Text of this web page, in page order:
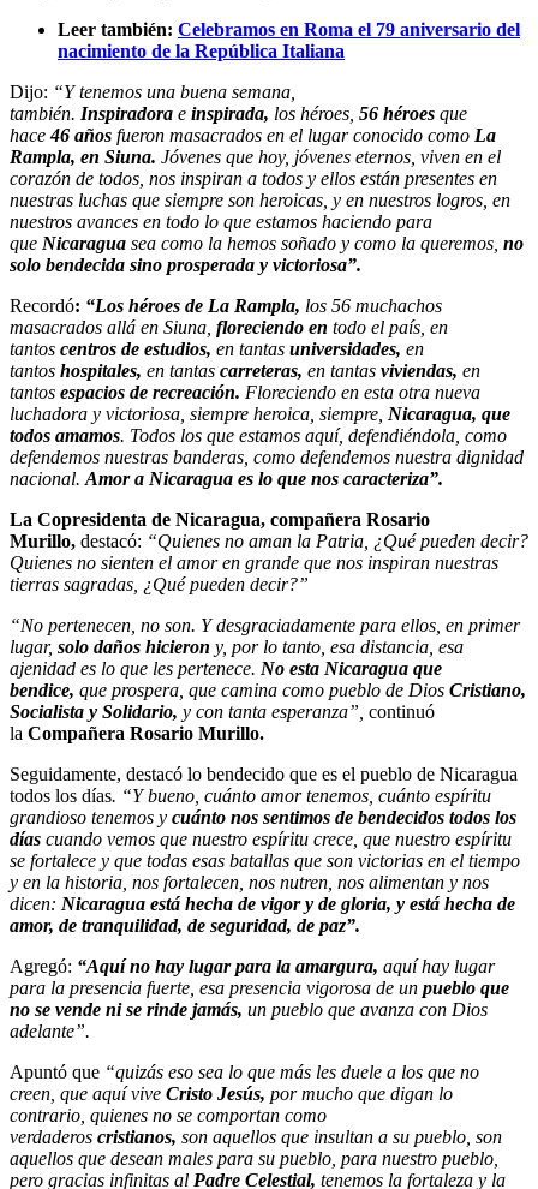
Leer también: Celebramos en Roma el 79 aniversario del
nacimiento de la República Italiana
Dijo: “Y tenemos una buena semana,
también. Inspiradora e inspirada, los héroes, 56 héroes que
hace46 años fueron masacrados en el lugar conocido como La
Rampla, en Siuna. Jóvenes que hoy, jóvenes eternos, viven en el
corazón de todos, nos inspiran a todos y ellos están presentes en
nuestras luchas que siempre son heroicas, y en nuestros logros, en
nuestros avances en todo lo que estamos haciendo para
que Nicaragua sea como la hemos soñado y como la queremos, no
solo bendecida sino prosperada y victoriosa”.
Recordó: “Los héroes de La Rampla, los 56 muchachos
masacrados allá en Siuna, floreciendo en todo el país, en
tantos centros de estudios, en tantas universidades, en
tantos hospitales, en tantas carreteras, en tantas viviendas, en
tantos espacios de recreación. Floreciendo en esta otra nueva
luchadora y victoriosa, siempre heroica, siempre, Nicaragua, que
todos amamos. Todos los que estamos aquí, defendiéndola, como
defendemos nuestras banderas, como defendemos nuestra dignidad
nacional. Amor a Nicaragua es lo que nos caracteriza”.
La Copresidenta de Nicaragua, compañera Rosario
Murillo, destacó: “Quienes no aman la Patria, ¿Qué pueden decir?
Quienes no sienten el amor en grande que nos inspiran nuestras
tierras sagradas, ¿Qué pueden decir?”
“No pertenecen, no son. Y desgraciadamente para ellos, en primer
lugar, solo daños hicieron y, por lo tanto, esa distancia, esa
ajenidad es lo que les pertenece. No esta Nicaragua que
bendice, que prospera, que camina como pueblo de Dios Cristiano,
Socialista y Solidario, y con tanta esperanza”, continuó
la Compañera Rosario Murillo.
Seguidamente, destacó lo bendecido que es el pueblo de Nicaragua
todos los días. “Y bueno, cuánto amor tenemos, cuánto espíritu
grandioso tenemos y cuánto nos sentimos de bendecidos todos los
días cuando vemos que nuestro espíritu crece, que nuestro espíritu
se fortalece y que todas esas batallas que son victorias en el tiempo
y en la historia, nos fortalecen, nos nutren, nos alimentan y nos
dicen: Nicaragua está hecha de vigor y de gloria, y está hecha de
amor, de tranquilidad, de seguridad, de paz”.
Agregó: “Aquí no hay lugar para la amargura, aquí hay lugar
para la presencia fuerte, esa presencia vigorosa de un pueblo que
no se vende ni se rinde jamás, un pueblo que avanza con Dios
adelante”.
Apuntó que “quizás eso sea lo que más les duele a los que no
creen, que aquí vive Cristo Jesús, por mucho que digan lo
contrario, quienes no se comportan como
verdaderos cristianos, son aquellos que insultan a su pueblo, son
aquellos que desean males para su pueblo, para nuestro pueblo,
pero gracias infinitas al Padre Celestial, tenemos la fortaleza y la